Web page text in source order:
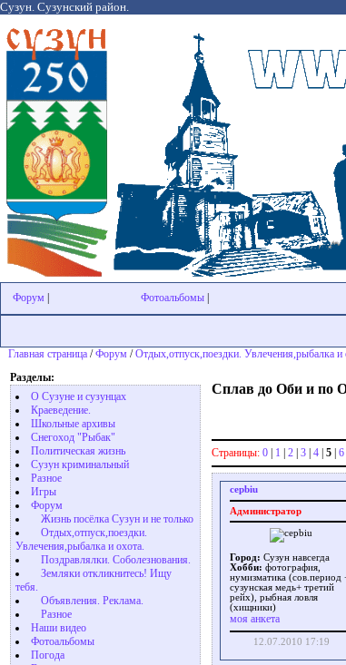
Сузун. Сузунский район.
Форум Фотоальбомы
Главная страница /Форум /Отдых,отпуск,поездки. Увлечения,рыбалка и
Разделы:
О Сузуне и сузунцах
Краеведение.
Школьные архивы
Снегоход "Рыбак"
Политическая жизнь
Сузун криминальный
Разное
Игры
Форум
Жизнь посёлка Сузун и не только
Отдых,отпуск,поездки.
Увлечения,рыбалка и охота.
Поздравлялки. Соболезнования.
Земляки откликнитесь! Ищу
тебя.
Объявления. Реклама.
Разное
Наши видео
Фотоальбомы
Погода
Сплав до Оби и по
Страницы: 0 1 2 3 4 5 6
cepbiu
Администратор
Город: Сузун навсегда
Хобби: фотография,
нумизматика (сов.период
сузунская медь+ третий
рейх), рыбная ловля
(хищники)
моя анкета
12.07.2010 17:19